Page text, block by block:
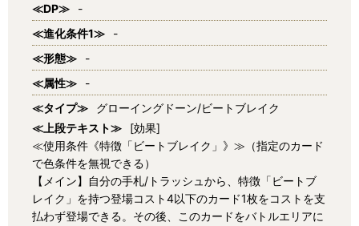
≪DP≫
-
≪進化条件1≫
-
≪形態≫
-
≪属性≫
-
≪タイプ≫
グローイングドーン/ビートブレイク
≪上段テキスト≫
[効果]
≪使用条件《特徴「ビートブレイク」》≫（指定のカード
で色条件を無視できる）
【メイン】自分の手札/トラッシュから、特徴「ビートブ
レイク」を持つ登場コスト4以下のカード1枚をコストを支
払わず登場できる。その後、このカードをバトルエリアに